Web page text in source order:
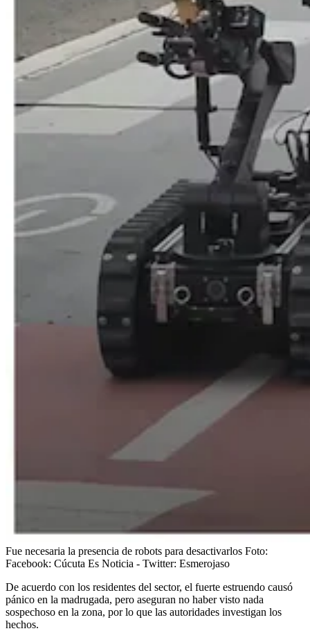
Fue necesaria la presencia de robots para desactivarlos Foto:
Facebook: Cúcuta Es Noticia - Twitter: Esmerojaso
De acuerdo con los residentes del sector, el fuerte estruendo causó
pánico en la madrugada, pero aseguran no haber visto nada
sospechoso en la zona, por lo que las autoridades investigan los
hechos.